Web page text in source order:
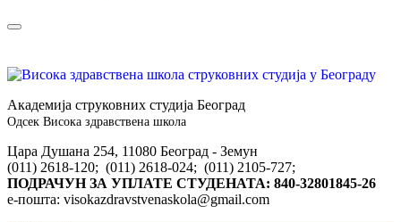
Академија струковних студија Београд
Одсек Висока здравствена школа
Цара Душана 254, 11080 Београд - Земун
(011) 2618-120; (011) 2618-024; (011) 2105-727;
ПОДРАЧУН ЗА УПЛАТЕ СТУДЕНАТА: 840-32801845-26
е-пошта: visokazdravstvenaskola@gmail.com